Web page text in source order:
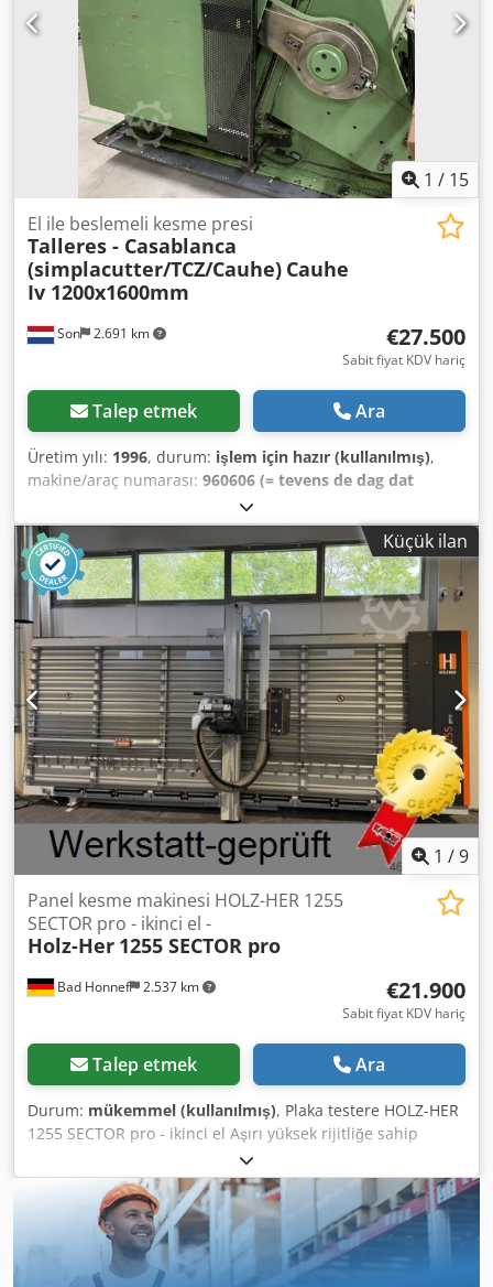
1 / 15
Son 2.691 km
El ile beslemeli kesme presi
Talleres - Casablanca
(simplacutter/TCZ/Cauhe) Cauhe
Iv 1200x1600mm
€27.500
Sabit fiyat KDV hariç
Talep etmek Ara
Üretim yılı: 1996, durum: işlem için hazır (kullanılmış),
makine/araç numarası: 960606 (= tevens de dag dat
machine fabriekspoort verlaat)
güvenilir bir Cauhe kesme presi, boyutları 1200x1600 mm,
üretim yılı 1996, ikinci sahibi tarafından satılıyor. Şu anda
4 adet pres ve 3 adet otomatik makine daha mevcut.
Makine, son 15 yılda ağırlıklı olarak B veya E oluklu
mukavva üzerine yapıştırılmış ekranların kesilmesi için ara
sıra kullanılmıştır. Dcsdpfjxz Ncbex Ammek Motorlu, kalıp
şeklinde sıkıştırma sistemi. Güvenlik özellikleri, güncel
yönetmeliklere tamamen uygun olarak korunmuştur: "Dur"
ve serbest bırakma düğmeleri üzerinde 3 adet PILZ
güvenlik devresi bulunmaktadır. Bu 3 devre seri olarak
bağlanarak 4. bir devreyi kontrol eder ve bu devre de çift
seri bağlı bir hava valfini çalıştırır. İsteğe bağlı olarak,
güvenlik bölgesi matları da bağlanabilir.
Küçük ilan
1 /9
Bad Honnef 2.537 km
Panel kesme makinesi HOLZ-HER 1255
SECTOR pro - ikinci el -
Holz-Her 1255 SECTOR pro
€21.900
Sabit fiyat KDV hariç
Talep etmek Ara
Durum: mükemmel (kullanılmış), Plaka testere HOLZ-HER
1255 SECTOR pro - ikinci el Aşırı yüksek rijitliğe sahip
kaynaklı şasi, Pnömatik olarak sapan itici ızgara, Testere
arabasının üstte ve altta sağlam pozisyon kilitlemesi, Dikey
kesimde elektriksel olarak izlenen pozisyon kilitleme,
Testere ünitesinde aşağı katlanabilir dalma kolu, Kesikler
için geri çekilebilir ayırıcı kama, Göz hizasında kontrol
paneli, Boyuna dayama için dijital gösterge, Yatay kesim